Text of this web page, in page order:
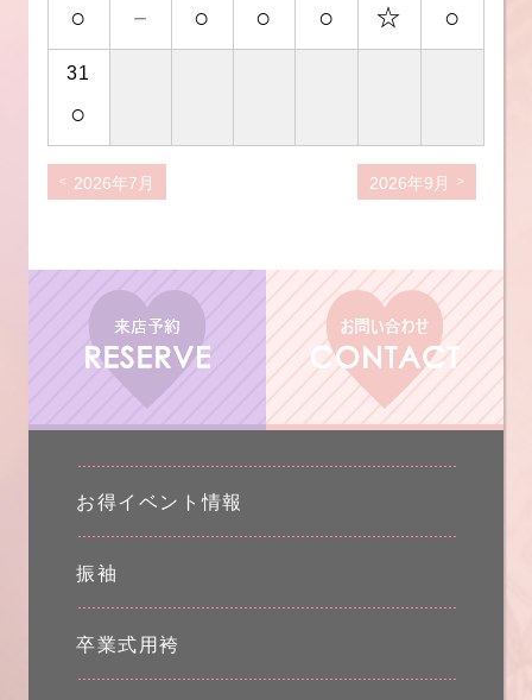
○ － ○ ○ ○ ☆ ○
31
○
2026年7月 2026年9月
お得イベント情報
振袖
卒業式用袴